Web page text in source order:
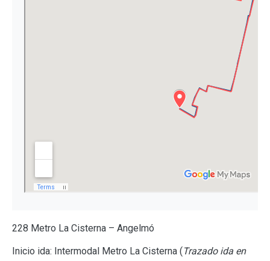
228 Metro La Cisterna – Angelmó
Inicio ida: Intermodal Metro La Cisterna (Trazado ida en